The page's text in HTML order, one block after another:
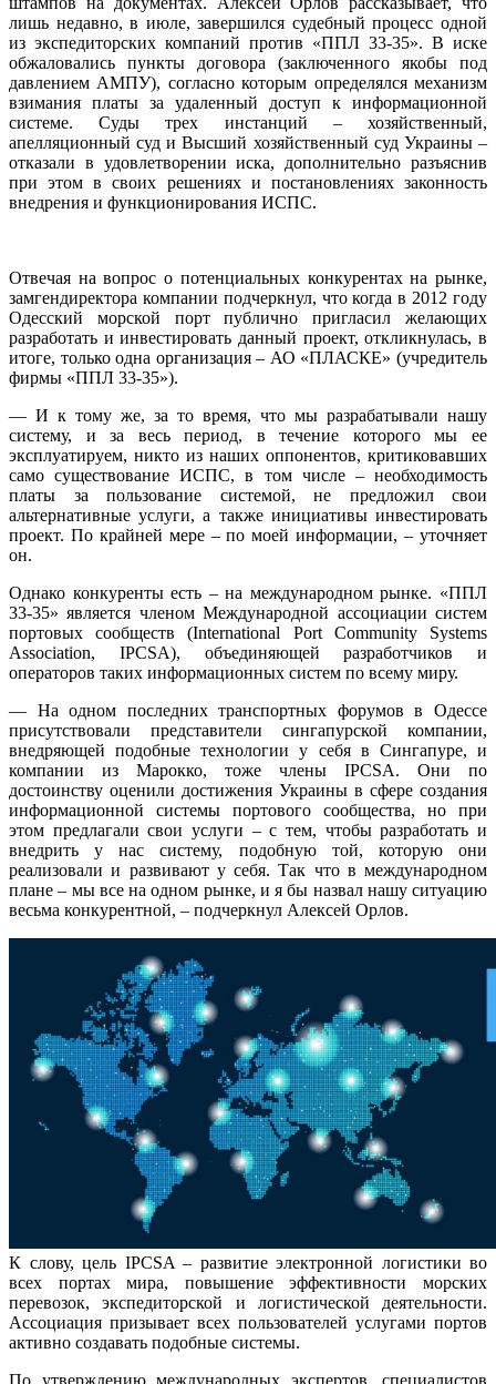
лишь недавно, в июле, завершился судебный процесс одной
из экспедиторских компаний против «ППЛ 33-35». В иске
обжаловались пункты договора (заключенного якобы под
давлением АМПУ), согласно которым определялся механизм
взимания платы за удаленный доступ к информационной
системе. Суды трех инстанций – хозяйственный,
апелляционный суд и Высший хозяйственный суд Украины –
отказали в удовлетворении иска, дополнительно разъяснив
при этом в своих решениях и постановлениях законность
внедрения и функционирования ИСПС.
Отвечая на вопрос о потенциальных конкурентах на рынке,
замгендиректора компании подчеркнул, что когда в 2012 году
Одесский морской порт публично пригласил желающих
разработать и инвестировать данный проект, откликнулась, в
итоге, только одна организация – АО «ПЛАСКЕ» (учредитель
фирмы «ППЛ 33-35»).
— И к тому же, за то время, что мы разрабатывали нашу
систему, и за весь период, в течение которого мы ее
эксплуатируем, никто из наших оппонентов, критиковавших
само существование ИСПС, в том числе – необходимость
платы за пользование системой, не предложил свои
альтернативные услуги, а также инициативы инвестировать
проект. По крайней мере – по моей информации, – уточняет
он.
Однако конкуренты есть – на международном рынке. «ППЛ
33-35» является членом Международной ассоциации систем
портовых сообществ (International Port Community Systems
Association, IPCSA), объединяющей разработчиков и
операторов таких информационных систем по всему миру.
— На одном последних транспортных форумов в Одессе
присутствовали представители сингапурской компании,
внедряющей подобные технологии у себя в Сингапуре, и
компании из Марокко, тоже члены IPCSA. Они по
достоинству оценили достижения Украины в сфере создания
информационной системы портового сообщества, но при
этом предлагали свои услуги – с тем, чтобы разработать и
внедрить у нас систему, подобную той, которую они
реализовали и развивают у себя. Так что в международном
плане – мы все на одном рынке, и я бы назвал нашу ситуацию
весьма конкурентной, – подчеркнул Алексей Орлов.
К слову, цель IPCSA – развитие электронной логистики во
всех портах мира, повышение эффективности морских
перевозок, экспедиторской и логистической деятельности.
Ассоциация призывает всех пользователей услугами портов
активно создавать подобные системы.
По утверждению международных экспертов, специалистов